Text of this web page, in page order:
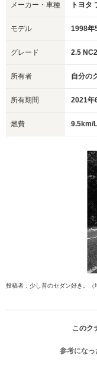
メーカー・車種 トヨタ
モデル 1998年
グレード 2.5
所有者 自分の
所有期間 2021年
燃費 9.5km/L
投稿者：少し昔のセダン好き。（
このク
参考になっ